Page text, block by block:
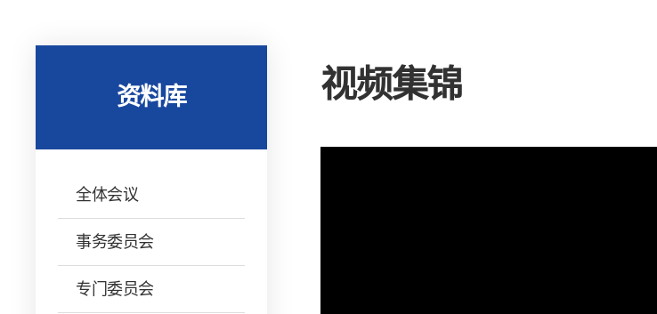
资料库
全体会议
事务委员会
专门委员会
视频集锦